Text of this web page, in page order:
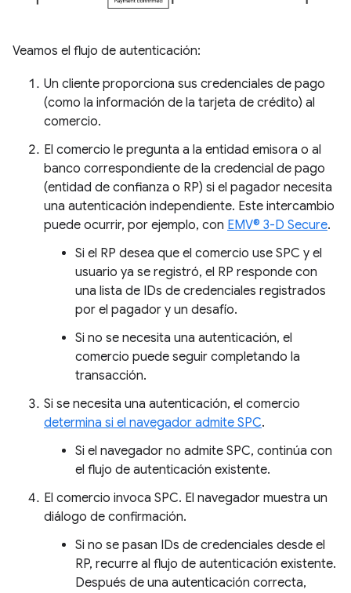
Veamos el flujo de autenticación:
Un cliente proporciona sus credenciales de pago
(como la información de la tarjeta de crédito) al
comercio.
El comercio le pregunta a la entidad emisora o al
banco correspondiente de la credencial de pago
(entidad de confianza o RP) si el pagador necesita
una autenticación independiente. Este intercambio
puede ocurrir, por ejemplo, con EMV® 3-D Secure.
Si el RP desea que el comercio use SPC y el
usuario ya se registró, el RP responde con
una lista de IDs de credenciales registrados
por el pagador y un desafío.
Si no se necesita una autenticación, el
comercio puede seguir completando la
transacción.
Si se necesita una autenticación, el comercio
determina si el navegador admite SPC.
Si el navegador no admite SPC, continúa con
el flujo de autenticación existente.
El comercio invoca SPC. El navegador muestra un
diálogo de confirmación.
Si no se pasan IDs de credenciales desde el
RP, recurre al flujo de autenticación existente.
Después de una autenticación correcta,